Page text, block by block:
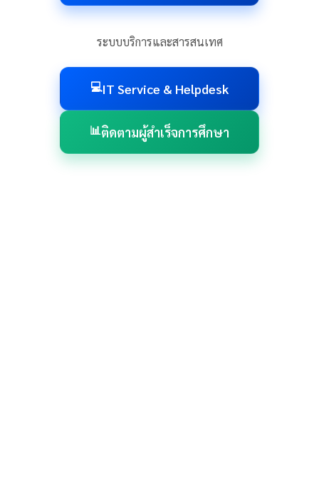
ระบบบริการและสารสนเทศ
💻IT Service & Helpdesk
📊ติดตามผู้สำเร็จการศึกษา